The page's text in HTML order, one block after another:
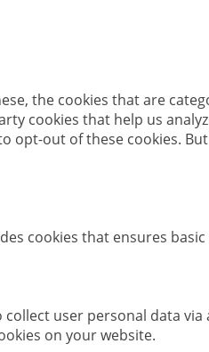
the cookies that are
cookies that help us
opt-out of these cookies.
cookies that ensures
user personal data
on your website.